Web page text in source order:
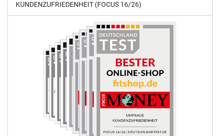
KUNDENZUFRIEDENHEIT (FOCUS 16/26)